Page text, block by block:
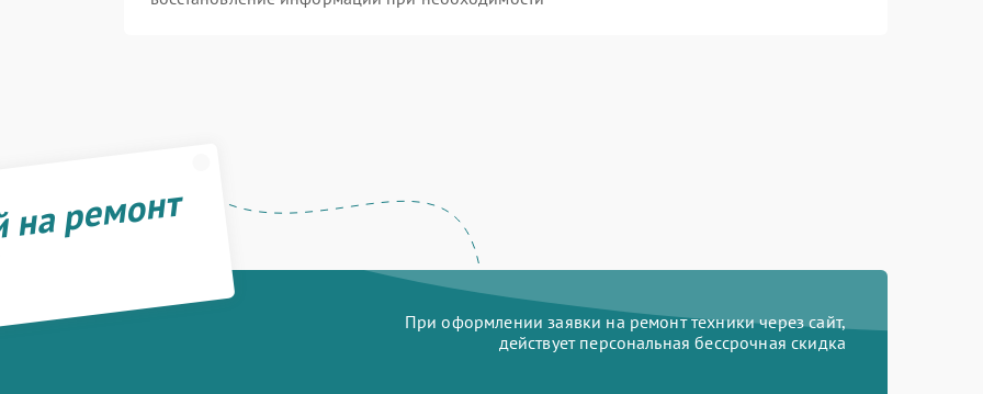
ремонт
При оформлении заявки на ремонт техники через сайт,
действует персональная бессрочная скидка